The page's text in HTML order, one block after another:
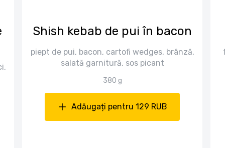
Shish kebab de pui în bacon
piept de pui, bacon, cartofi wedges, brânză,
salată garnitură, sos picant
380 g
Adăugați pentru 129 RUB